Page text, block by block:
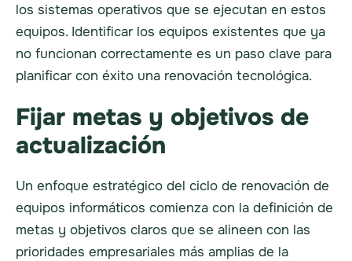
los sistemas operativos que se ejecutan en estos
equipos. Identificar los equipos existentes que ya
no funcionan correctamente es un paso clave para
planificar con éxito una renovación tecnológica.
Fijar metas y objetivos de
actualización
Un enfoque estratégico del ciclo de renovación de
equipos informáticos comienza con la definición de
metas y objetivos claros que se alineen con las
prioridades empresariales más amplias de la